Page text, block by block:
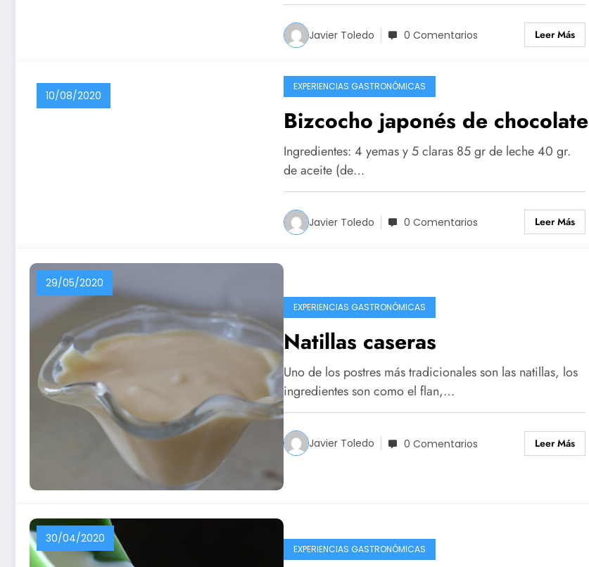
Javier Toledo 0 Comentarios Leer Más
10/08/2020
EXPERIENCIAS GASTRONÓMICAS
Bizcocho japonés de chocolate
Ingredientes: 4 yemas y 5 claras 85 gr de leche 40 gr.
de aceite (de…
Javier Toledo 0 Comentarios Leer Más
29/05/2020
EXPERIENCIAS GASTRONÓMICAS
Natillas caseras
Uno de los postres más tradicionales son las natillas, los
ingredientes son como el flan,…
Javier Toledo 0 Comentarios Leer Más
30/04/2020
EXPERIENCIAS GASTRONÓMICAS